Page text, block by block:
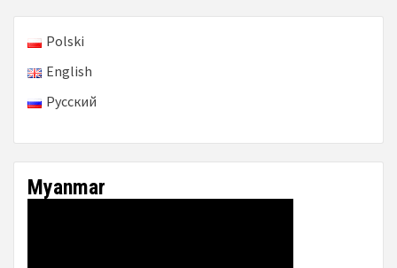
Polski
English
Русский
Myanmar